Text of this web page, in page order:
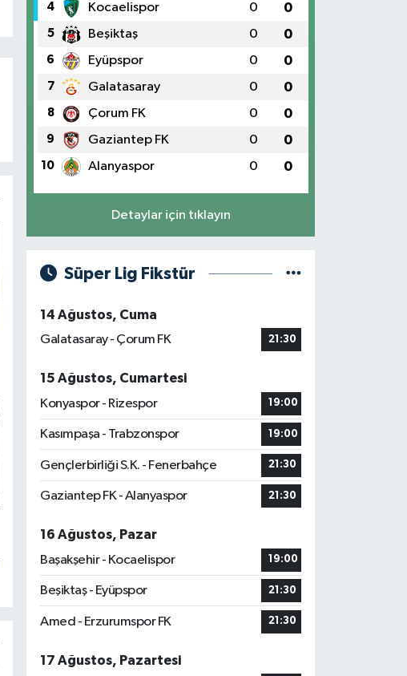
4 Kocaelispor 0 0
5 Beşiktaş 0 0
6 Eyüpspor 0 0
7 Galatasaray 0 0
8 Çorum FK 0 0
9 Gaziantep FK 0 0
10 Alanyaspor 0 0
Detaylar için tıklayın
Süper Lig Fikstür
14 Ağustos, Cuma
Galatasaray - Çorum FK
21:30
15 Ağustos, Cumartesi
Konyaspor - Rizespor
19:00
Kasımpaşa - Trabzonspor 19:00
Gençlerbirliği S.K. - Fenerbahçe 21:30
Gaziantep FK - Alanyaspor 21:30
16 Ağustos, Pazar
Başakşehir - Kocaelispor
19:00
Beşiktaş - Eyüpspor 21:30
Amed - Erzurumspor FK 21:30
17 Ağustos, Pazartesi